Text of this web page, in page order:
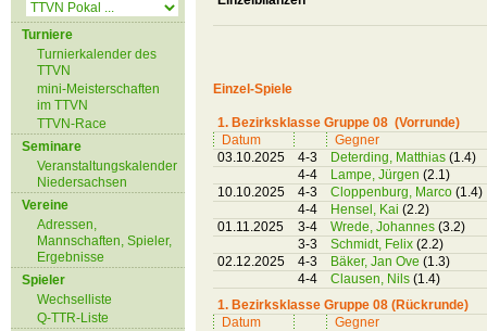
Turniere
Turnierkalender des
TTVN
mini-Meisterschaften
im TTVN
TTVN-Race
Seminare
Veranstaltungskalender
Niedersachsen
Vereine
Adressen,
Mannschaften, Spieler,
Ergebnisse
Spieler
Wechselliste
Q-TTR-Liste
Einzel-Spiele
1. Bezirksklasse Gruppe 08 (Vorrunde)
Datum
Gegner
03.10.2025
4-3 Deterding, Matthias (1.4)
4-4
Lampe, Jürgen (2.1)
10.10.2025
4-3 Cloppenburg, Marco (1.4)
4-4
Hensel, Kai (2.2)
01.11.2025
3-4 Wrede, Johannes (3.2)
3-3
Schmidt, Felix (2.2)
02.12.2025
4-3 Bäker, Jan Ove (1.3)
4-4
Clausen, Nils (1.4)
1. Bezirksklasse Gruppe 08 (Rückrunde)
Datum
Gegner